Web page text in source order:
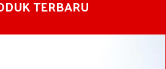
TERBARU